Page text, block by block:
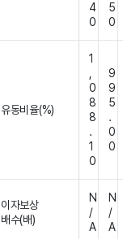
4
0
5
0
유동비율(%)
1
0
8
8
.
1
0
9
9
5
.
0
0
이자보상
배수(배)
N
/
A
N
/
A